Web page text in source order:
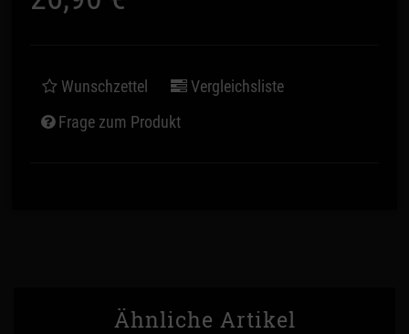
Wunschzettel
Vergleichsliste
Frage zum Produkt
Ähnliche Artikel